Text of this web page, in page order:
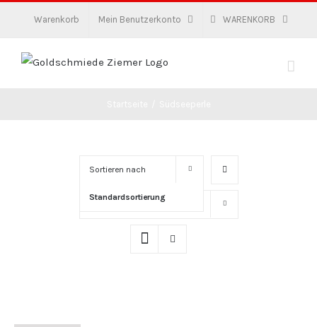
Warenkorb Mein Benutzerkonto WARENKORB
Sortieren nach
Standardsortierung